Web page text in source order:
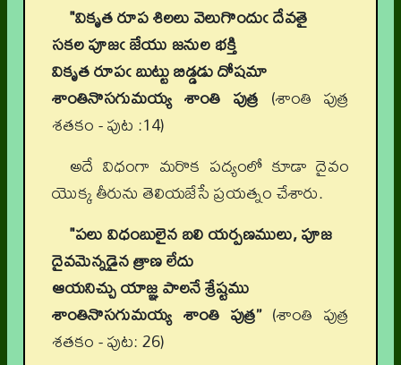
"వికృత రూప శిలలు వెలుగొందుఁ దేవతై
సకల పూజఁ జేయు జనుల భక్తి
వికృత రూపఁ బుట్టు బిడ్డడు దోషమా
శాంతినొసగుమయ్య శాంతి పుత్ర (శాంతి పుత్ర
శతకం - పుట :14)
అదే విధంగా మరొక పద్యంలో కూడా దైవం
యొక్క తీరును తెలియజేసే ప్రయత్నం చేశారు.
"పలు విధంబులైన బలి యర్పణములు, పూజ
దైవమెన్నడైన త్రాణ లేదు
ఆయనిచ్చు యాజ్ఞ పాలనే శ్రేష్టము
శాంతినొసగుమయ్య శాంతి పుత్ర”(శాంతి పుత్ర
శతకం - పుట: 26)